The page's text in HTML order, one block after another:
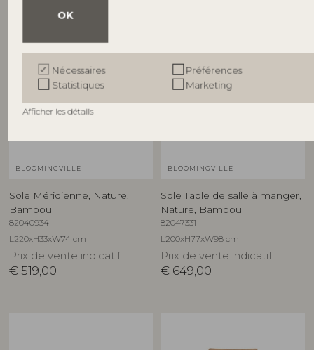
OK
Nécessaires
Préférences
Statistiques
Marketing
Afficher les détails
BLOOMINGVILLE
Sole Méridienne, Nature,
Bambou
82040934
L220xH33xW74 cm
Prix de vente indicatif
€ 519,00
BLOOMINGVILLE
Sole Table de salle à manger,
Nature, Bambou
82047331
L200xH77xW98 cm
Prix de vente indicatif
€ 649,00